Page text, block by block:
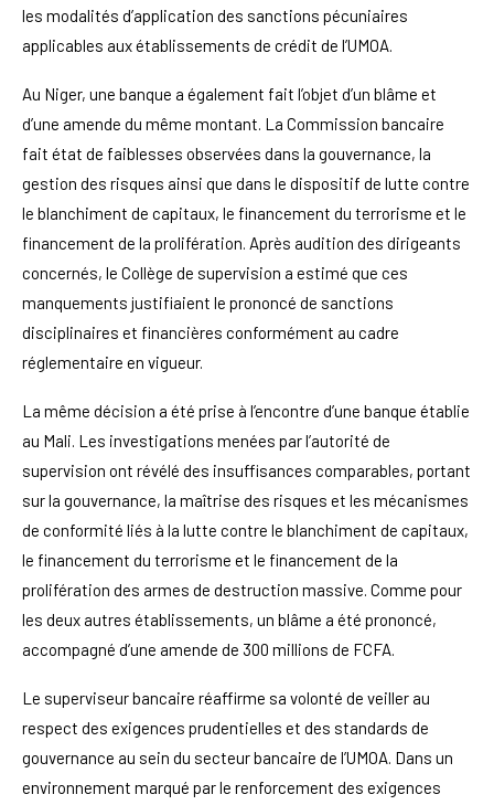
les modalités d’application des sanctions pécuniaires
applicables aux établissements de crédit de l’UMOA.
Au Niger, une banque a également fait l’objet d’un blâme et
d’une amende du même montant. La Commission bancaire
fait état de faiblesses observées dans la gouvernance, la
gestion des risques ainsi que dans le dispositif de lutte contre
le blanchiment de capitaux, le financement du terrorisme et le
financement de la prolifération. Après audition des dirigeants
concernés, le Collège de supervision a estimé que ces
manquements justifiaient le prononcé de sanctions
disciplinaires et financières conformément au cadre
réglementaire en vigueur.
La même décision a été prise à l’encontre d’une banque établie
au Mali. Les investigations menées par l’autorité de
supervision ont révélé des insuffisances comparables, portant
sur la gouvernance, la maîtrise des risques et les mécanismes
de conformité liés à la lutte contre le blanchiment de capitaux,
le financement du terrorisme et le financement de la
prolifération des armes de destruction massive. Comme pour
les deux autres établissements, un blâme a été prononcé,
accompagné d’une amende de 300 millions de FCFA.
Le superviseur bancaire réaffirme sa volonté de veiller au
respect des exigences prudentielles et des standards de
gouvernance au sein du secteur bancaire de l’UMOA. Dans un
environnement marqué par le renforcement des exigences